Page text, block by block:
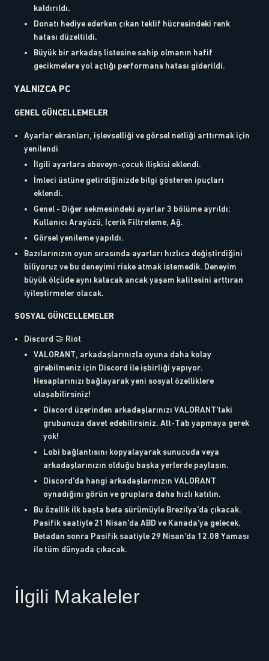
kaldırıldı.
Donatı hediye ederken çıkan teklif hücresindeki renk
hatası düzeltildi.
Büyük bir arkadaş listesine sahip olmanın hafif
gecikmelere yol açtığı performans hatası giderildi.
YALNIZCA PC
GENEL GÜNCELLEMELER
Ayarlar ekranları, işlevselliği ve görsel netliği arttırmak için
yenilendi
İlgili ayarlara ebeveyn-çocuk ilişkisi eklendi.
İmleci üstüne getirdiğinizde bilgi gösteren ipuçları
eklendi.
Genel - Diğer sekmesindeki ayarlar 3 bölüme ayrıldı:
Kullanıcı Arayüzü, İçerik Filtreleme, Ağ.
Görsel yenileme yapıldı.
Bazılarınızın oyun sırasında ayarları hızlıca değiştirdiğini
biliyoruz ve bu deneyimi riske atmak istemedik. Deneyim
büyük ölçüde aynı kalacak ancak yaşam kalitesini arttıran
iyileştirmeler olacak.
SOSYAL GÜNCELLEMELER
Discord 🤝 Riot
VALORANT, arkadaşlarınızla oyuna daha kolay
girebilmeniz için Discord ile işbirliği yapıyor.
Hesaplarınızı bağlayarak yeni sosyal özelliklere
ulaşabilirsiniz!
Discord üzerinden arkadaşlarınızı VALORANT'taki
grubunuza davet edebilirsiniz. Alt-Tab yapmaya gerek
yok!
Lobi bağlantısını kopyalayarak sunucuda veya
arkadaşlarınızın olduğu başka yerlerde paylaşın.
Discord'da hangi arkadaşlarınızın VALORANT
oynadığını görün ve gruplara daha hızlı katılın.
Bu özellik ilk başta beta sürümüyle Brezilya'da çıkacak.
Pasifik saatiyle 21 Nisan'da ABD ve Kanada'ya gelecek.
Betadan sonra Pasifik saatiyle 29 Nisan'da 12.08 Yaması
ile tüm dünyada çıkacak.
İlgili Makaleler